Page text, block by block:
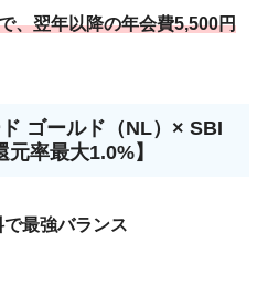
、翌年以降の年会費5,500円
ゴールド（NL）× SBI
率最大1.0%】
最強バランス